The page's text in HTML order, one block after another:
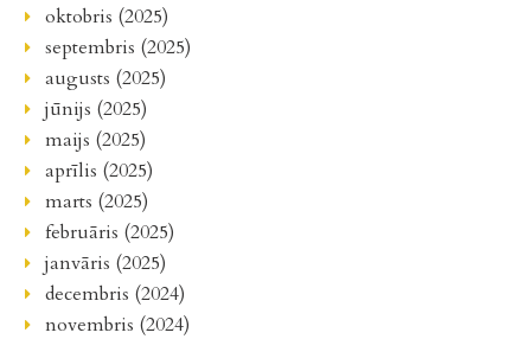
oktobris (2025)
septembris (2025)
augusts (2025)
jūnijs (2025)
maijs (2025)
aprīlis (2025)
marts (2025)
februāris (2025)
janvāris (2025)
decembris (2024)
novembris (2024)